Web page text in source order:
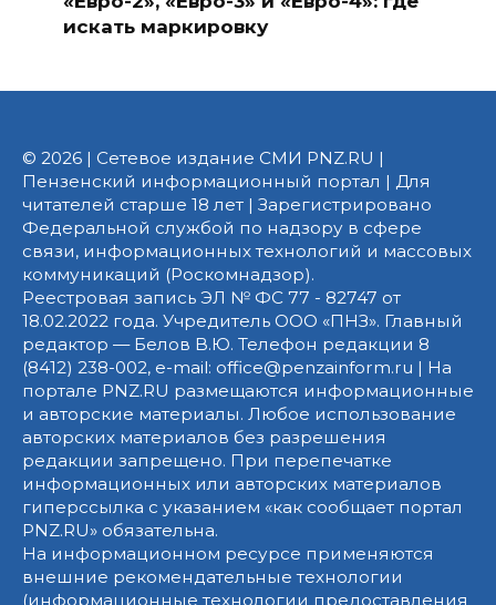
искать маркировку
© 2026 | Сетевое издание СМИ PNZ.RU |
Пензенский информационный портал | Для
читателей старше 18 лет | Зарегистрировано
Федеральной службой по надзору в сфере
связи, информационных технологий и массовых
коммуникаций (Роскомнадзор).
Реестровая запись ЭЛ № ФС 77 - 82747 от
18.02.2022 года. Учредитель ООО «ПНЗ». Главный
редактор — Белов В.Ю. Телефон редакции 8
(8412) 238-002, e-mail: office@penzainform.ru | На
портале PNZ.RU размещаются информационные
и авторские материалы. Любое использование
авторских материалов без разрешения
редакции запрещено. При перепечатке
информационных или авторских материалов
гиперссылка с указанием «как сообщает портал
PNZ.RU» обязательна.
На информационном ресурсе применяются
внешние рекомендательные технологии
(информационные технологии предоставления